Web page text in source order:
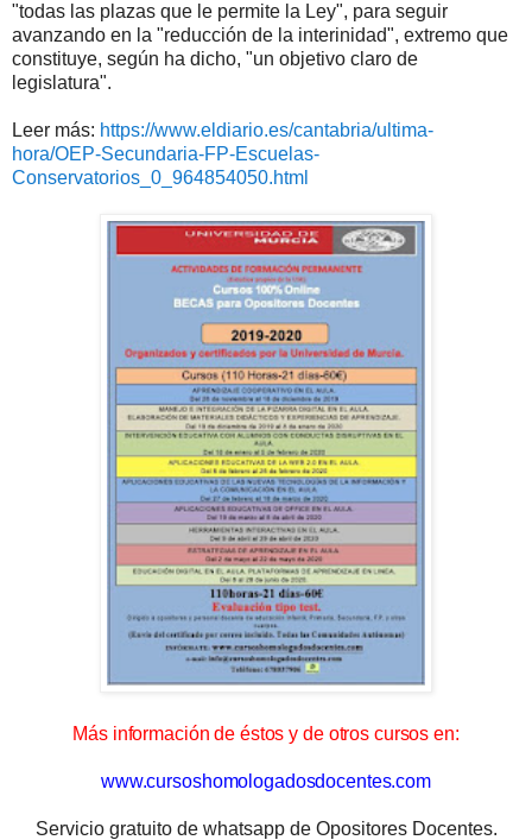
"todas las plazas que le permite la Ley", para seguir
avanzando en la "reducción de la interinidad", extremo que
constituye, según ha dicho, "un objetivo claro de
legislatura".
Leer más: https://www.eldiario.es/cantabria/ultima-
hora/OEP-Secundaria-FP-Escuelas-
Conservatorios_0_964854050.html
Más información de éstos y de otros cursos en:
www.cursoshomologadosdocentes.com
Servicio gratuito de whatsapp de Opositores Docentes.